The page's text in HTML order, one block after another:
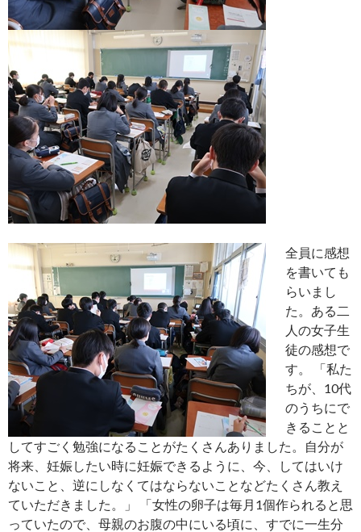
全員に感想
を書いても
らいまし
た。ある二
人の女子生
徒の感想で
す。 「私た
ちが、10代
のうちにで
きることと
してすごく勉強になることがたくさんありました。自分が
将来、妊娠したい時に妊娠できるように、今、してはいけ
ないこと、逆にしなくてはならないことなどたくさん教え
ていただきました。」 「女性の卵子は毎月1個作られると思
っていたので、母親のお腹の中にいる頃に、すでに一生分